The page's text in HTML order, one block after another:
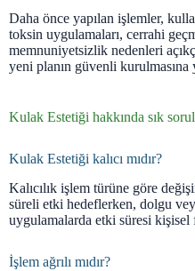
Daha önce yapılan işlemler,
toksin uygulamaları, cerrahi
memnuniyetsizlik nedenleri
yeni planın güvenli kurulmasına
Kulak Estetiği hakkında sık
Kulak Estetiği kalıcı mıdır?
Kalıcılık işlem türüne göre
süreli etki hedeflerken, dolgu
uygulamalarda etki süresi kişisel
İşlem ağrılı mıdır?